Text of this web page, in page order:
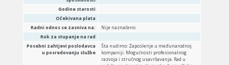
Godine starosti
Očekivana plata
Radni odnos se zasniva na:
Nije naznačeno
Rok za stupanje na rad
Posebni zahtjevi poslodavca
u posredovanju službe
Šta nudimo: Zaposlenje u međunarodnoj
kompaniji. Mogućnosti profesionalnog
razvoja i stručnog usavršavanja. Rad u